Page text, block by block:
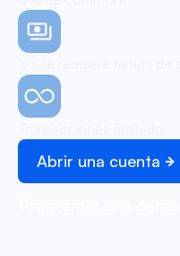
Abrir una cuenta